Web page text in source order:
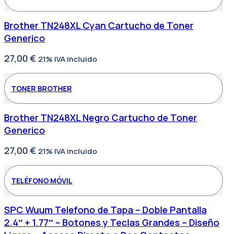
Brother TN248XL Cyan Cartucho de Toner
Generico
27,00 € 21% IVA incluido
TONER BROTHER
Brother TN248XL Negro Cartucho de Toner
Generico
27,00 € 21% IVA incluido
TELÉFONO MÓVIL
SPC Wuum Telefono de Tapa – Doble Pantalla
2.4″ + 1.77″ – Botones y Teclas Grandes – Diseño